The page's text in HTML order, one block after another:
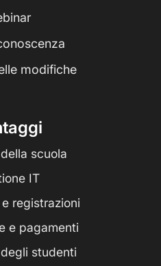
modifiche
scuola
IT
registrazioni
e pagamenti
studenti